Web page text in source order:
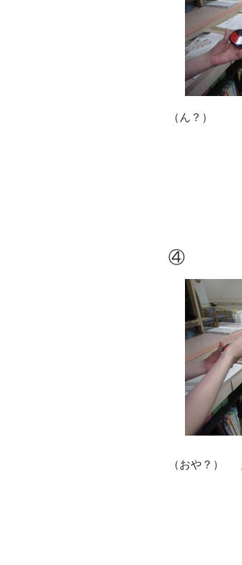
（ん？）
④
（おや？）